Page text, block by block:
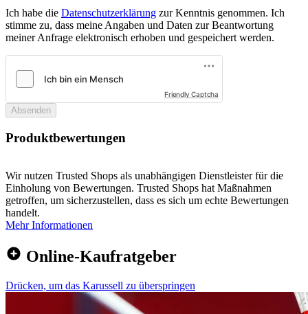
Ich habe die Datenschutzerklärung zur Kenntnis genommen. Ich
stimme zu, dass meine Angaben und Daten zur Beantwortung
meiner Anfrage elektronisch erhoben und gespeichert werden.
Friendly Captcha
Absenden
Produktbewertungen
Wir nutzen Trusted Shops als unabhängigen Dienstleister für die
Einholung von Bewertungen. Trusted Shops hat Maßnahmen
getroffen, um sicherzustellen, dass es sich um echte Bewertungen
handelt.
Mehr Informationen
Online-Kaufratgeber
Drücken, um das Karussell zu überspringen